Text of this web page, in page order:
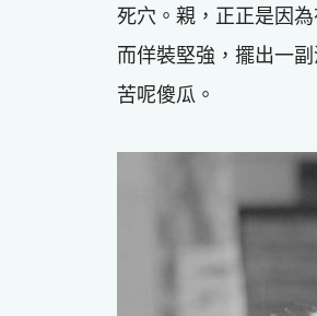
死穴。親，正正是因
而佯裝堅強，擺出一
苦呢傻瓜。